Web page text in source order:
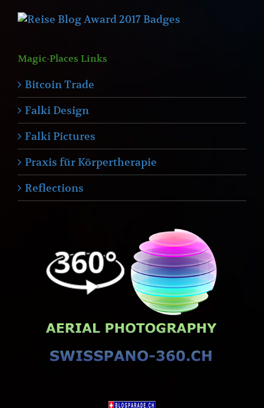
Magic-Places Links
Bitcoin Trade
Falki Design
Falki Pictures
Praxis für Körpertherapie
Reflections